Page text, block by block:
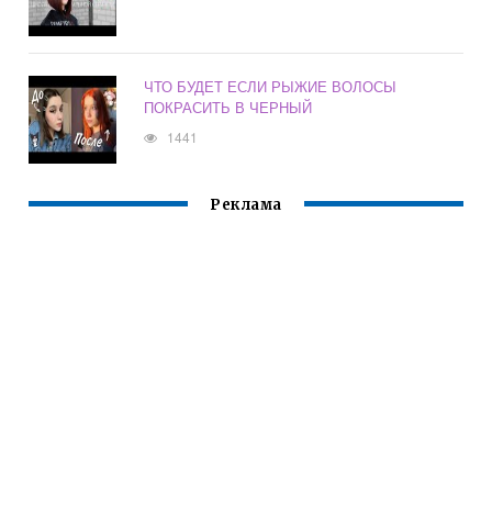
ЧТО БУДЕТ ЕСЛИ РЫЖИЕ ВОЛОСЫ
ПОКРАСИТЬ В ЧЕРНЫЙ
1441
Реклама